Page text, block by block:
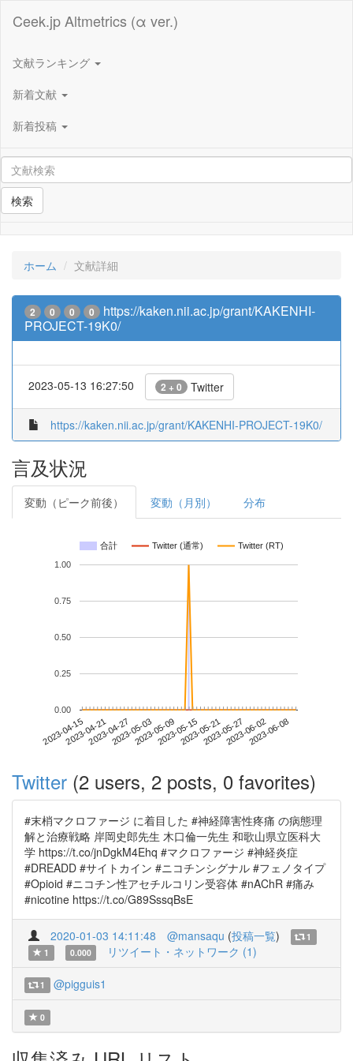
Ceek.jp Altmetrics (α ver.)
文献ランキング
新着文献
新着投稿
検索
ホーム 文献詳細
2 0 0 0
https://kaken.nii.ac.jp/grant/KAKENHI-
PROJECT-19K0/
2023-05-13 16:27:50 2 + 0 Twitter
https://kaken.nii.ac.jp/grant/KAKENHI-PROJECT-19K0/
言及状況
変動（ピーク前後） 変動（月別） 分布
合計 Twitter (通常) Twitter (RT)
2023-04-152023-04-212023-04-272023-05-032023-05-092023-05-152023-05-212023-05-272023-06-022023-06-08
0.00
0.25
0.50
0.75
1.00
Twitter (2 users, 2 posts, 0 favorites)
#末梢マクロファージ に着目した #神経障害性疼痛 の病態理
解と治療戦略 岸岡史郎先生 木口倫一先生 和歌山県立医科大
学 https://t.co/jnDgkM4Ehq #マクロファージ #神経炎症
#DREADD #サイトカイン #ニコチンシグナル #フェノタイプ
#Opioid #ニコチン性アセチルコリン受容体 #nAChR #痛み
#nicotine https://t.co/G89SssqBsE
2020-01-03 14:11:48 @mansaqu (投稿一覧)
1
1
0.000 リツイート・ネットワーク (1)
1 @pigguis1
0